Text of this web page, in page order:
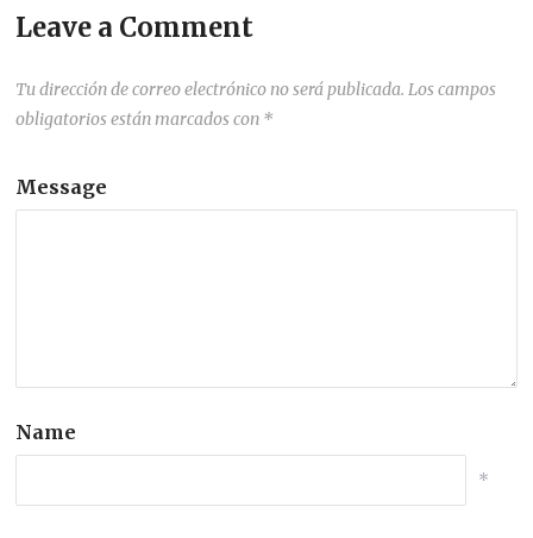
Leave a Comment
Tu dirección de correo electrónico no será publicada. Los campos
obligatorios están marcados con *
Message
Name
*